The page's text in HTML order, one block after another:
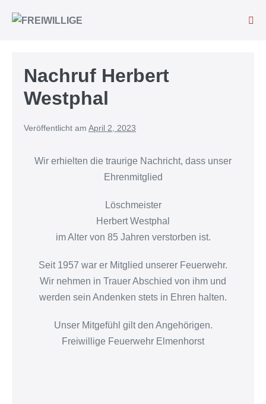
Nachruf Herbert
Westphal
Veröffentlicht am April 2, 2023
Wir erhielten die traurige Nachricht, dass unser
Ehrenmitglied
Löschmeister
Herbert Westphal
im Alter von 85 Jahren verstorben ist.
Seit 1957 war er Mitglied unserer Feuerwehr.
Wir nehmen in Trauer Abschied von ihm und
werden sein Andenken stets in Ehren halten.
Unser Mitgefühl gilt den Angehörigen.
Freiwillige Feuerwehr Elmenhorst